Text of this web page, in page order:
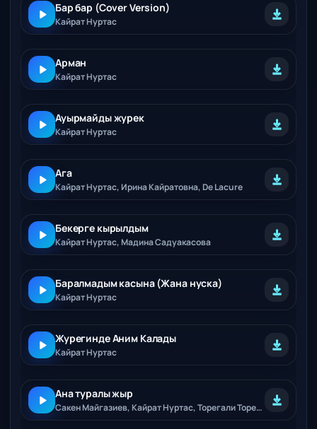
Бар бар (Cover Version)
Кайрат Нуртас
Арман
Кайрат Нуртас
Ауырмайды журек
Кайрат Нуртас
Ага
Кайрат Нуртас, Ирина Кайратовна, De Lacure
Бекерге кырылдым
Кайрат Нуртас, Мадина Садуакасова
Баралмадым касына (Жана нуска)
Кайрат Нуртас
Журегинде Аним Калады
Кайрат Нуртас
Ана туралы жыр
Сакен Майгазиев, Кайрат Нуртас, Торегали Тореали